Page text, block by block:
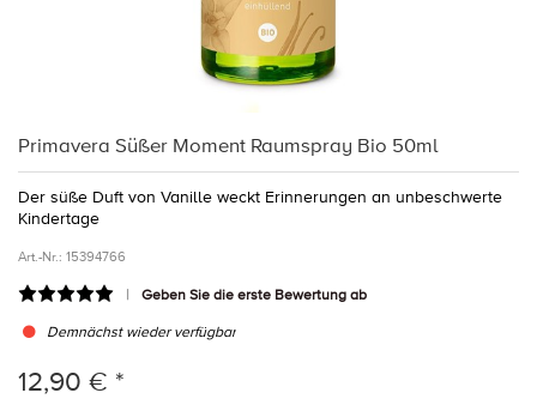
Primavera Süßer Moment Raumspray Bio 50ml
Der süße Duft von Vanille weckt Erinnerungen an unbeschwerte
Kindertage
Art.-Nr.: 15394766
Geben Sie die erste Bewertung ab
Demnächst wieder verfügbar
12,90 € *